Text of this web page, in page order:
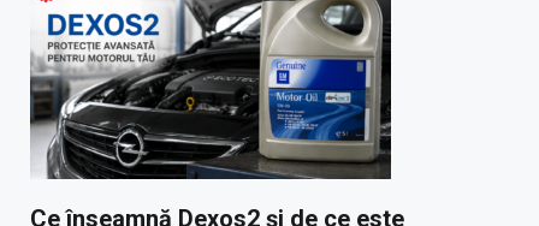
Ce înseamnă Dexos2 și de ce este